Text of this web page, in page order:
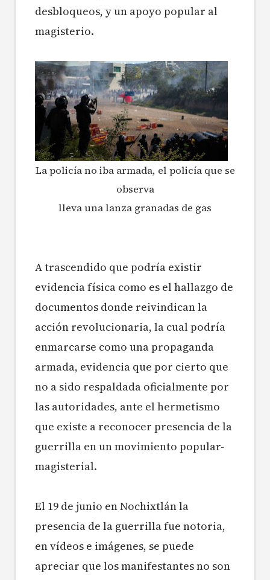
desbloqueos, y un apoyo popular al
magisterio.
La policía no iba armada, el policía que se
observa
lleva una lanza granadas de gas
A trascendido que podría existir
evidencia física como es el hallazgo de
documentos donde reivindican la
acción revolucionaria, la cual podría
enmarcarse como una propaganda
armada, evidencia que por cierto que
no a sido respaldada oficialmente por
las autoridades, ante el hermetismo
que existe a reconocer presencia de la
guerrilla en un movimiento popular-
magisterial.
El 19 de junio en Nochixtlán la
presencia de la guerrilla fue notoria,
en vídeos e imágenes, se puede
apreciar que los manifestantes no son